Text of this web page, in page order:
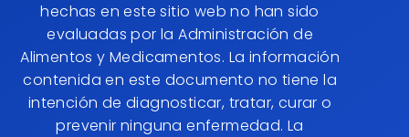
hechas en este sitio web no han sido
evaluadas por la Administración de
Alimentos y Medicamentos. La información
contenida en este documento no tiene la
intención de diagnosticar, tratar, curar o
prevenir ninguna enfermedad. La